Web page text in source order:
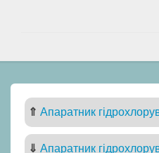
⇑ Апаратник
⇓ Апаратник